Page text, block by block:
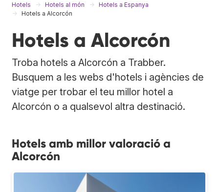
Hotels Hotels al món
Hotels a Espanya
Hotels a Alcorcón
Hotels a Alcorcón
Troba hotels a Alcorcón a Trabber.
Busquem a les webs d'hotels i agències de
viatge per trobar el teu millor hotel a
Alcorcón o a qualsevol altra destinació.
Hotels amb millor valoració a
Alcorcón